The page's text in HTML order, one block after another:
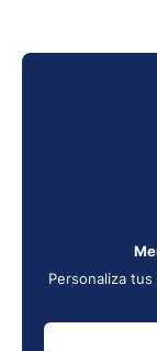
Personaliza